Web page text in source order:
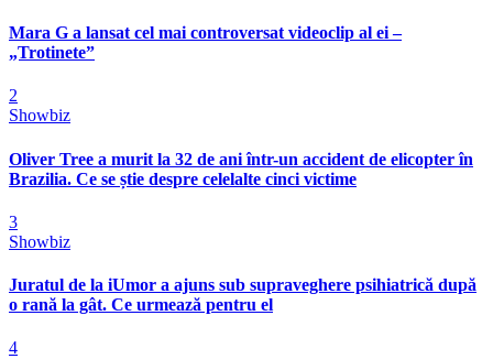
Mara G a lansat cel mai controversat videoclip al ei –
„Trotinete”
2
Showbiz
Oliver Tree a murit la 32 de ani într-un accident de elicopter în
Brazilia. Ce se știe despre celelalte cinci victime
3
Showbiz
Juratul de la iUmor a ajuns sub supraveghere psihiatrică după
o rană la gât. Ce urmează pentru el
4